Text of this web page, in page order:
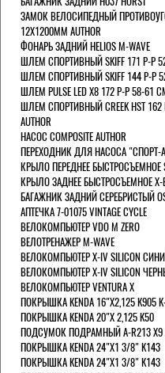
ЗАМОК ВЕЛОСИПЕДНЫЙ
12Х1200ММ AUTHOR
ФОНАРЬ ЗАДНИЙ HELIOS M-WAVE
ШЛЕМ СПОРТИВНЫЙ SKIFF 171 Р-Р
ШЛЕМ СПОРТИВНЫЙ SKIFF 144 Р-Р
ШЛЕМ PULSE LED X8 172 Р-Р 58-61
ШЛЕМ СПОРТИВНЫЙ CREEK HST
AUTHOR
НАСОС COMPOSITE AUTHOR
ПЕРЕХОДНИК ДЛЯ НАСОСА "СПОРТ-
КРЫЛО ПЕРЕДНЕЕ БЫСТРОСЪЕМНОЕ
КРЫЛО ЗАДНЕЕ БЫСТРОСЪЕМНОЕ X-
БАГАЖНИК ЗАДНИЙ СЕРЕБРИСТЫЙ
АПТЕЧКА 7-01075 VINTAGE CYCLE
ВЕЛОКОМПЬЮТЕР VDO M ZERO
ВЕЛОТРЕНАЖЕР M-WAVE
ВЕЛОКОМПЬЮТЕР X-IV SILICON
ВЕЛОКОМПЬЮТЕР X-IV SILICON
ВЕЛОКОМПЬЮТЕР VENTURA Х
ПОКРЫШКА KENDA 16"Х2,125 K905
ПОКРЫШКА KENDA 20"Х 2,125 K50
ПОДСУМОК ПОДРАМНЫЙ A-R213 X9
ПОКРЫШКА KENDA 24"Х1 3/8" K143
ПОКРЫШКА KENDA 24"Х1 3/8" K143